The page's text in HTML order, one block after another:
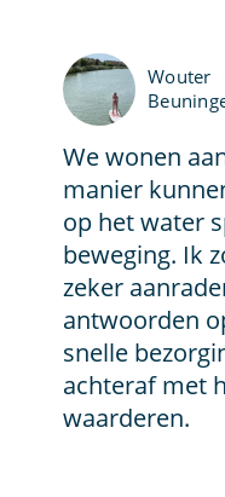
Wouter
We wonen
manier
op het water
beweging. Ik
zeker
antwoorden
snelle
achteraf met
waarderen.